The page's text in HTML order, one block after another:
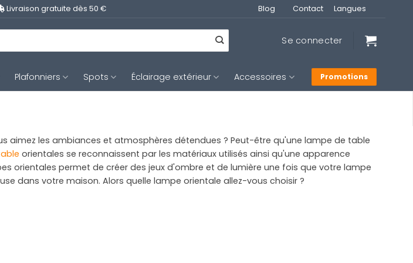
Livraison gratuite dès 50 € Blog Contact Langues
Se connecter
Plafonniers Spots Éclairage extérieur Accessoires Promotions
aimez les ambiances et atmosphères détendues ? Peut-être qu'une lampe de table
orientales se reconnaissent par les matériaux utilisés ainsi qu'une apparence
orientales permet de créer des jeux d'ombre et de lumière une fois que votre lampe
dans votre maison. Alors quelle lampe orientale allez-vous choisir ?